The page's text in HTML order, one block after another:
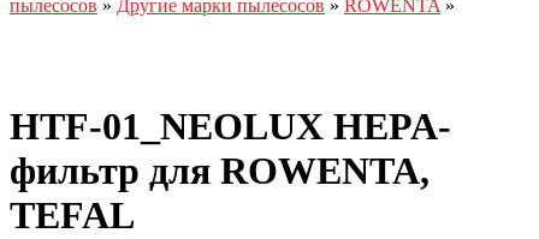
пылесосов » Другие марки пылесосов » ROWENTA »
HTF-01_NEOLUX HEPA-
фильтр для ROWENTA,
TEFAL